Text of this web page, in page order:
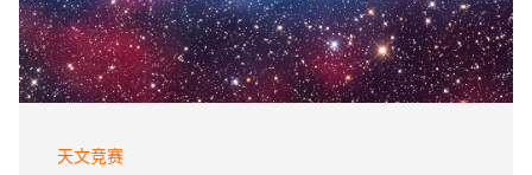
天文竞赛